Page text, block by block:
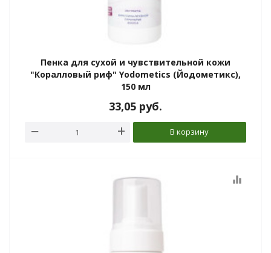
Пенка для сухой и чувствительной кожи
"Коралловый риф" Yodometics (Йодометикс),
150 мл
33,05 руб.
В корзину
equalizer